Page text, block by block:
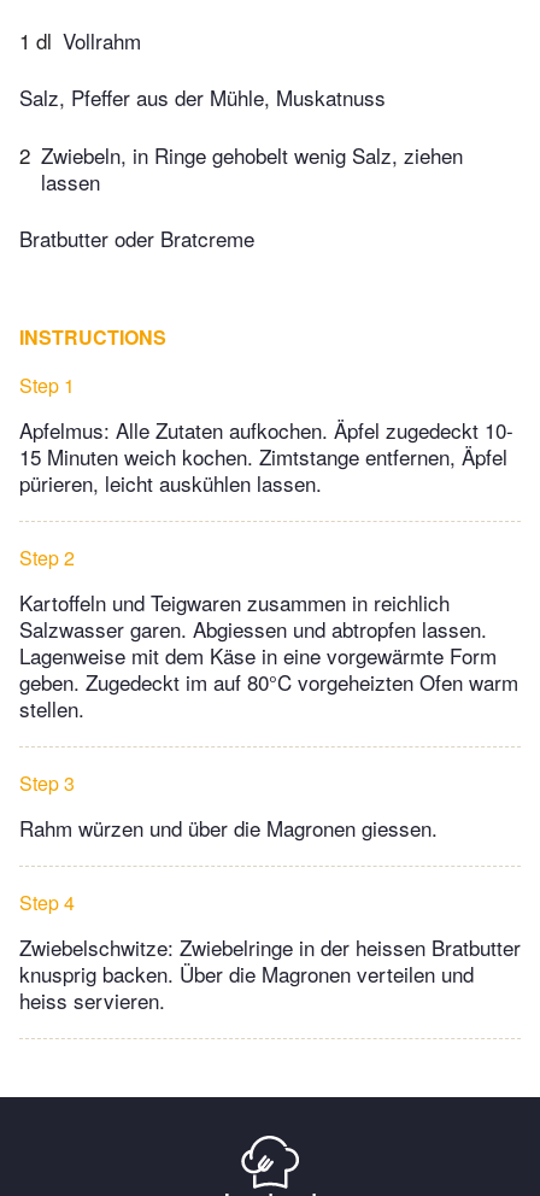
1 dl Vollrahm
Salz, Pfeffer aus der Mühle, Muskatnuss
2 Zwiebeln, in Ringe gehobelt wenig Salz, ziehen
lassen
Bratbutter oder Bratcreme
INSTRUCTIONS
Step 1
Apfelmus: Alle Zutaten aufkochen. Äpfel zugedeckt 10-
15 Minuten weich kochen. Zimtstange entfernen, Äpfel
pürieren, leicht auskühlen lassen.
Step 2
Kartoffeln und Teigwaren zusammen in reichlich
Salzwasser garen. Abgiessen und abtropfen lassen.
Lagenweise mit dem Käse in eine vorgewärmte Form
geben. Zugedeckt im auf 80°C vorgeheizten Ofen warm
stellen.
Step 3
Rahm würzen und über die Magronen giessen.
Step 4
Zwiebelschwitze: Zwiebelringe in der heissen Bratbutter
knusprig backen. Über die Magronen verteilen und
heiss servieren.